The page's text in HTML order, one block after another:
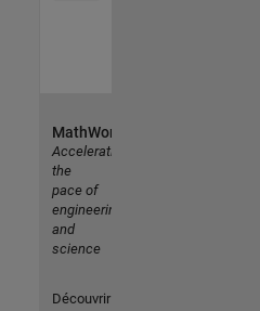
MathWorks
Accelerating
the
pace of
engineering
and
science
Découvrir les produits